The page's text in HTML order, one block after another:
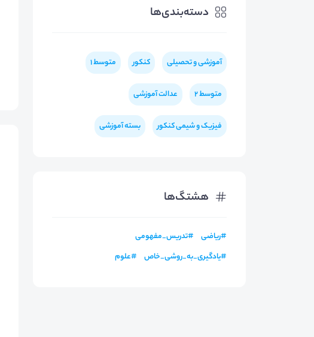
دسته‌بندی‌ها
آموزشی و تحصیلی کنکور متوسط 1
متوسط 2 عدالت آموزشی
فیزیک و شیمی کنکور بسته آموزشی
هشتگ‌ها
#ریاضی #تدریس_مفهومی
#یادگیری_به_روشی_خاص #علوم‌